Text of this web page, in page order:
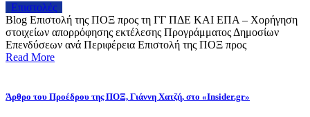
Επιστολές
Blog Επιστολή της ΠΟΞ προς τη ΓΓ ΠΔΕ ΚΑΙ ΕΠΑ – Χορήγηση
στοιχείων απορρόφησης εκτέλεσης Προγράμματος Δημοσίων
Επενδύσεων ανά Περιφέρεια Επιστολή της ΠΟΞ προς
Read More
Άρθρο του Προέδρου της ΠΟΞ, Γιάννη Χατζή, στο «Insider.gr»